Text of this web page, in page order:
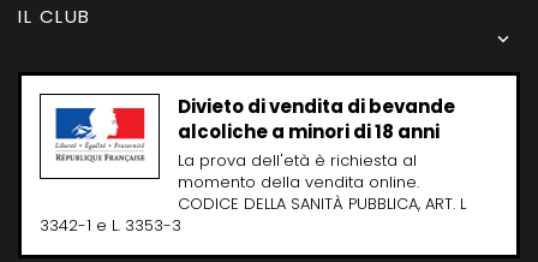
IL CLUB

Divieto di vendita di bevande
alcoliche a minori di 18 anni
La prova dell'età è richiesta al
momento della vendita online.
CODICE DELLA SANITÀ PUBBLICA, ART. L
3342-1 e L. 3353-3